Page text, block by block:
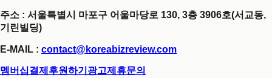
주소 : 서울특별시 마포구 어울마당로 130, 3층 3906호(서교동,
기린빌딩)
E-MAIL : contact@koreabizreview.com
멤버십결제 후원하기 광고제휴문의